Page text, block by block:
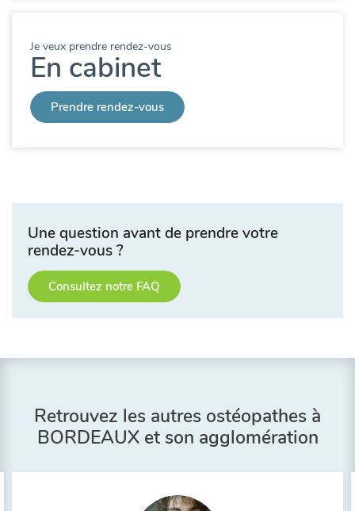
Je veux prendre rendez-vous
En cabinet
Prendre rendez-vous
Une question avant de prendre votre
rendez-vous ?
Consultez notre FAQ
Retrouvez les autres ostéopathes à
BORDEAUX et son agglomération